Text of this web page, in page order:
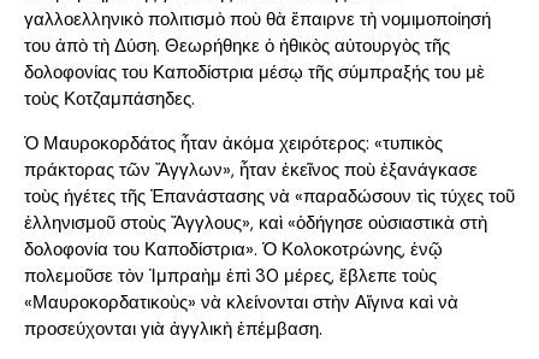
γαλλοελληνικὸ πολιτισμὸ ποὺ θὰ ἔπαιρνε τὴ νομιμοποίησή
του ἀπὸ τὴ Δύση. Θεωρήθηκε ὁ ἠθικὸς αὐτουργὸς τῆς
δολοφονίας του Καποδίστρια μέσῳ τῆς σύμπραξής του μὲ
τοὺς Κοτζαμπάσηδες.
Ὁ Μαυροκορδάτος ἦταν ἀκόμα χειρότερος: «τυπικὸς
πράκτορας τῶν Ἄγγλων», ἦταν ἐκεῖνος ποὺ ἐξανάγκασε
τοὺς ἡγέτες τῆς Ἐπανάστασης νὰ «παραδώσουν τὶς τύχες τοῦ
ἑλληνισμοῦ στοὺς Ἄγγλους», καὶ «ὁδήγησε οὐσιαστικὰ στὴ
δολοφονία του Καποδίστρια». Ὁ Κολοκοτρώνης, ἐνῷ
πολεμοῦσε τὸν Ἰμπραὴμ ἐπὶ 30 μέρες, ἔβλεπε τοὺς
«Μαυροκορδατικοὺς» νὰ κλείνονται στὴν Αἴγινα καὶ νὰ
προσεύχονται γιὰ ἀγγλικὴ ἐπέμβαση.